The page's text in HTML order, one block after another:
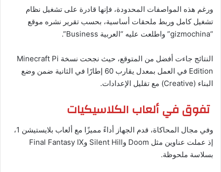
ورغم هذه المواصفات المحدودة، فإنها قادرة على تشغيل نظام
تشغيل كامل وربط ملحقات أساسية، بحسب تقرير نشره موقع
“gizmochina” واطلعت عليه “العربية Business”.
النتائج جاءت أفضل من المتوقع، حيث نجحت نسخة Minecraft Pi
Edition في العمل بمعدل يقارب 60 إطارًا في الثانية ضمن وضع
البناء (Creative) مع تقليل الإعدادات.
تفوق في ألعاب الكلاسيكيات
وفي مجال المحاكاة، قدم الجهاز أداءً مميزًا مع ألعاب بلايستيشن 1،
إذ عملت عناوين مثل Doom وSilent Hill وFinal Fantasy IX
بسلاسة ملحوظة.